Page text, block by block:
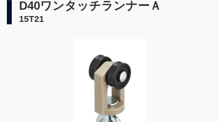
D40ワンタッチランナーＡ
15T21